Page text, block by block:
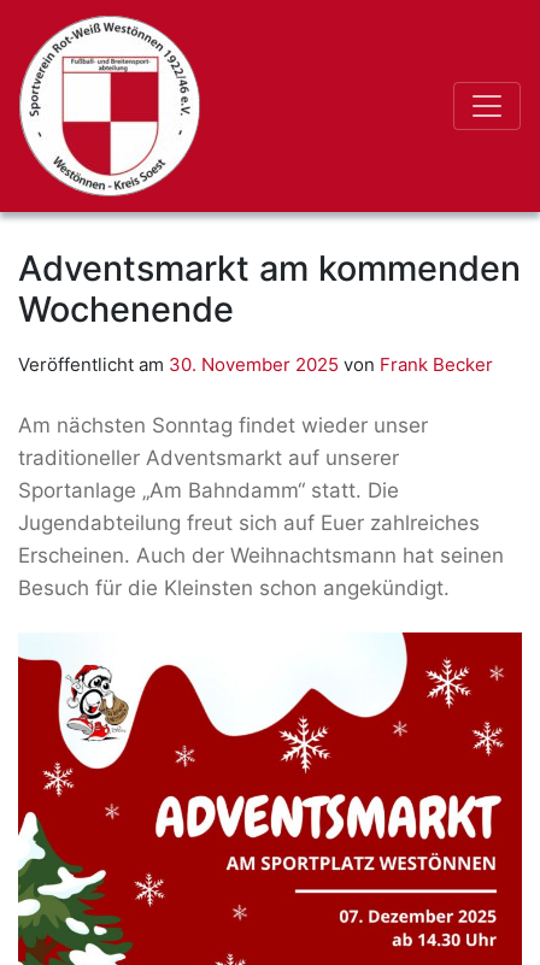
Adventsmarkt am kommenden
Wochenende
Veröffentlicht am 30. November 2025 von Frank Becker
Am nächsten Sonntag findet wieder unser
traditioneller Adventsmarkt auf unserer
Sportanlage „Am Bahndamm“ statt. Die
Jugendabteilung freut sich auf Euer zahlreiches
Erscheinen. Auch der Weihnachtsmann hat seinen
Besuch für die Kleinsten schon angekündigt.